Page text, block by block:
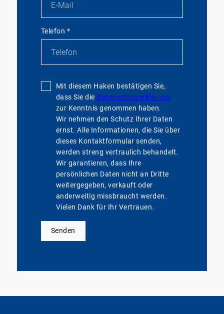
Telefon *
Mit diesem Haken bestätigen Sie,
dass Sie die Datenschutzerklärung
zur Kenntnis genommen haben.
Wir nehmen den Schutz Ihrer Daten
ernst. Alle Informationen, die Sie über
dieses Kontaktformular senden,
werden streng vertraulich behandelt.
Wir garantieren, dass Ihre
persönlichen Daten nicht an Dritte
weitergegeben, verkauft oder
anderweitig missbraucht werden.
Vielen Dank für Ihr Vertrauen.
Senden